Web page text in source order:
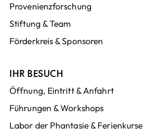
Provenienzforschung
Stiftung & Team
Förderkreis & Sponsoren
IHR BESUCH
Öffnung, Eintritt & Anfahrt
Führungen & Workshops
Labor der Phantasie & Ferienkurse